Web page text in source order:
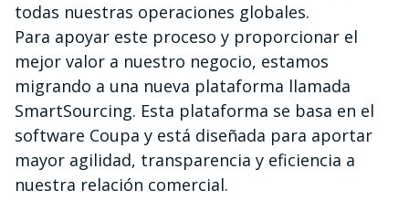
todas nuestras operaciones globales.
Para apoyar este proceso y proporcionar el
mejor valor a nuestro negocio, estamos
migrando a una nueva plataforma llamada
SmartSourcing. Esta plataforma se basa en el
software Coupa y está diseñada para aportar
mayor agilidad, transparencia y eficiencia a
nuestra relación comercial.